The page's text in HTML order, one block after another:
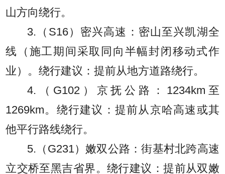
山方向绕行。
3.（S16）密兴高速：密山至兴凯湖全
线（施工期间采取同向半幅封闭移动式作
业）。绕行建议：提前从地方道路绕行。
4.（G102）京抚公路：1234km至
1269km。绕行建议：提前从京哈高速或其
他平行路线绕行。
5.（G231）嫩双公路：街基村北跨高速
立交桥至黑吉省界。绕行建议：提前从双嫩